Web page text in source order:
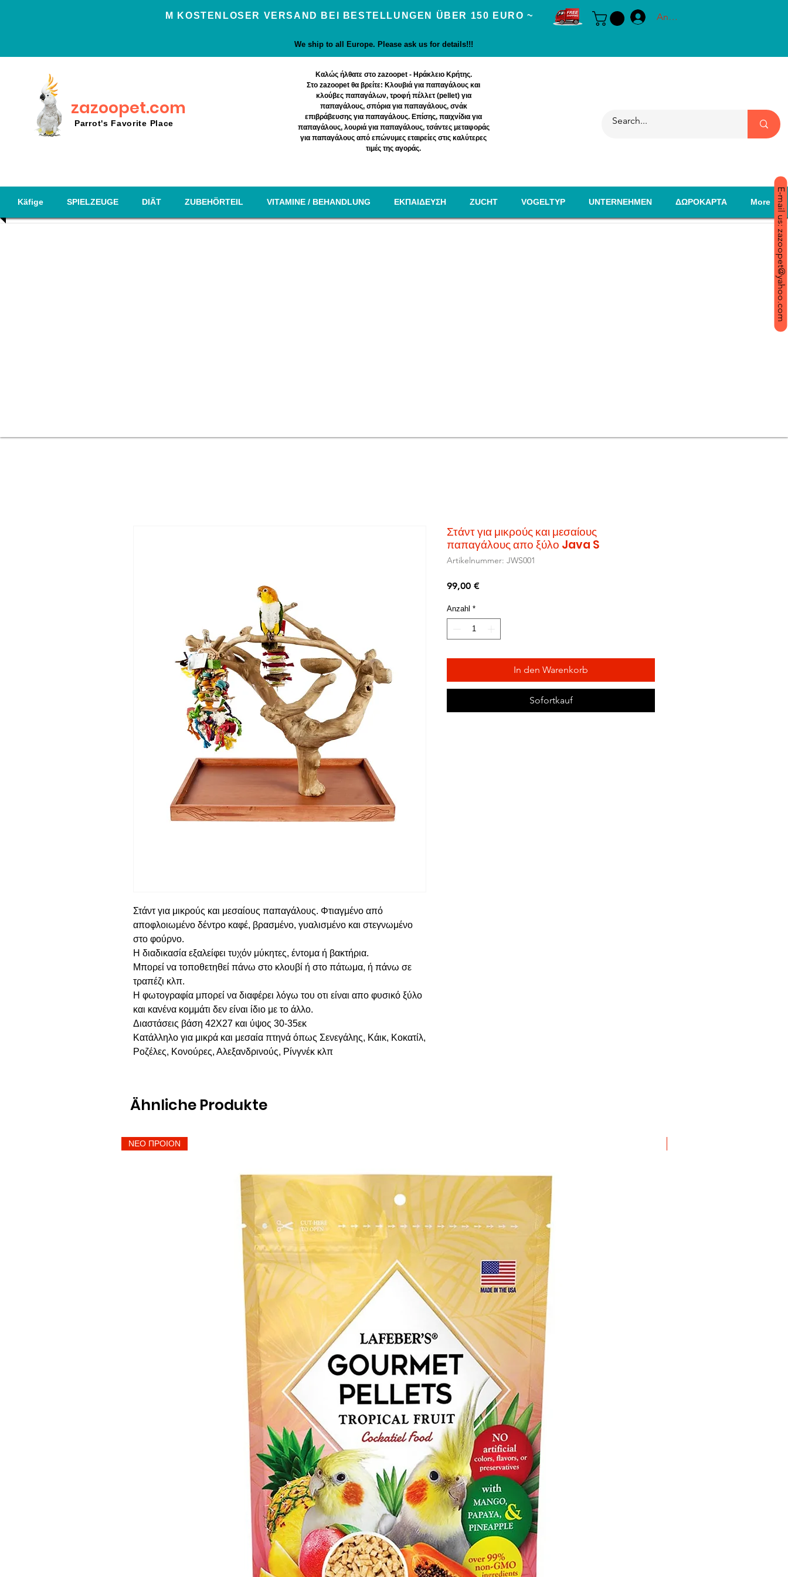
E-mail us: zazoopet@yahoo.com
Μ KOSTENLOSER VERSAND BEI BESTELLUNGEN ÜBER 150 EURO ~ Anmelden
We ship to all Europe. Please ask us for details!!!
zazoopet.com
Parrot's Favorite Place
Καλώς ήλθατε στο zazoopet - Ηράκλειο Κρήτης.
Στο zazoopet θα βρείτε: Κλουβιά για παπαγάλους και
κλούβες παπαγάλων, τροφή πέλλετ (pellet) για
παπαγάλους, σπόρια για παπαγάλους, σνάκ
επιβράβευσης για παπαγάλους. Επίσης, παιχνίδια για
παπαγάλους, λουριά για παπαγάλους, τσάντες μεταφοράς
για παπαγάλους από επώνυμες εταιρείες στις καλύτερες
τιμές της αγοράς.
Käfige SPIELZEUGE DIÄT ZUBEHÖRTEIL VITAMINE / BEHANDLUNG EΚΠΑΙΔΕΥΣΗ ZUCHT VOGELTYP UNTERNEHMEN ΔΩΡΟΚΑΡΤΑ More
Στάντ για μικρούς και μεσαίους παπαγάλους. Φτιαγμένο από
αποφλοιωμένο δέντρο καφέ, βρασμένο, γυαλισμένο και στεγνωμένο
στο φούρνο.
Η διαδικασία εξαλείφει τυχόν μύκητες, έντομα ή βακτήρια.
Μπορεί να τοποθετηθεί πάνω στο κλουβί ή στο πάτωμα, ή πάνω σε
τραπέζι κλπ.
Η φωτογραφία μπορεί να διαφέρει λόγω του οτι είναι απο φυσικό ξύλο
και κανένα κομμάτι δεν είναι ίδιο με το άλλο.
Διαστάσεις βάση 42Χ27 και ύψος 30-35εκ
Κατάλληλο για μικρά και μεσαία πτηνά όπως Σενεγάλης, Κάικ, Κοκατίλ,
Ροζέλες, Κονούρες, Αλεξανδρινούς, Ρίνγνέκ κλπ
Στάντ για μικρούς και μεσαίους
παπαγάλους απο ξύλο Java S
Artikelnummer: JWS001
99,00 €Preis
Anzahl *
In den Warenkorb
Sofortkauf
Ähnliche Produkte
ΝΕΟ ΠΡΟΙΟΝ